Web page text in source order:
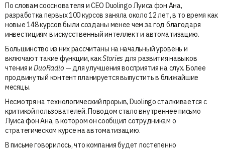
По словам сооснователя и CEO Duolingo Луиса фон Ана,
разработка первых 100 курсов заняла около 12 лет, в то время как
новые 148 курсов были созданы менее чем за год благодаря
инвестициям в искусственный интеллект и автоматизацию.
Большинство из них рассчитаны на начальный уровень и
включают такие функции, какStories для развития навыков
чтения иDuoRadio — для улучшения восприятия на слух. Более
продвинутый контент планируется выпустить в ближайшие
месяцы.
Несмотря на технологический прорыв, Duolingo сталкивается с
критикой пользователей. Поводом стало внутреннее письмо
Луиса фон Ана, в котором он сообщил сотрудникам о
стратегическом курсе на автоматизацию.
В письме говорилось, что компания будет постепенно